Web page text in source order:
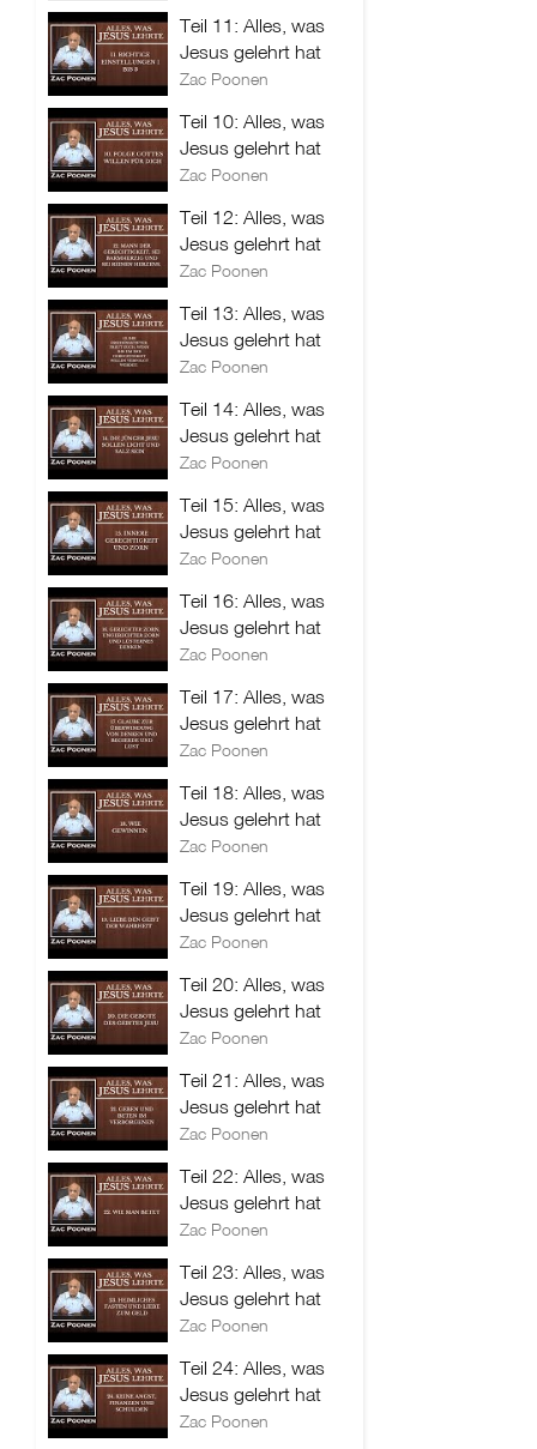
Teil 11: Alles, was
Jesus gelehrt hat
Zac Poonen
Teil 10: Alles, was
Jesus gelehrt hat
Zac Poonen
Teil 12: Alles, was
Jesus gelehrt hat
Zac Poonen
Teil 13: Alles, was
Jesus gelehrt hat
Zac Poonen
Teil 14: Alles, was
Jesus gelehrt hat
Zac Poonen
Teil 15: Alles, was
Jesus gelehrt hat
Zac Poonen
Teil 16: Alles, was
Jesus gelehrt hat
Zac Poonen
Teil 17: Alles, was
Jesus gelehrt hat
Zac Poonen
Teil 18: Alles, was
Jesus gelehrt hat
Zac Poonen
Teil 19: Alles, was
Jesus gelehrt hat
Zac Poonen
Teil 20: Alles, was
Jesus gelehrt hat
Zac Poonen
Teil 21: Alles, was
Jesus gelehrt hat
Zac Poonen
Teil 22: Alles, was
Jesus gelehrt hat
Zac Poonen
Teil 23: Alles, was
Jesus gelehrt hat
Zac Poonen
Teil 24: Alles, was
Jesus gelehrt hat
Zac Poonen